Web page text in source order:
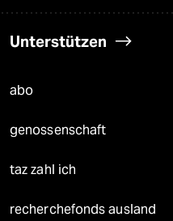
Unterstützen
abo
genossenschaft
taz zahl ich
recherchefonds ausland